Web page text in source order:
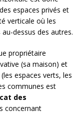
espaces privés et
verticale où les
dessus des autres.
propriétaire
(sa maison) et
espaces verts, les
communes est
des
concernant